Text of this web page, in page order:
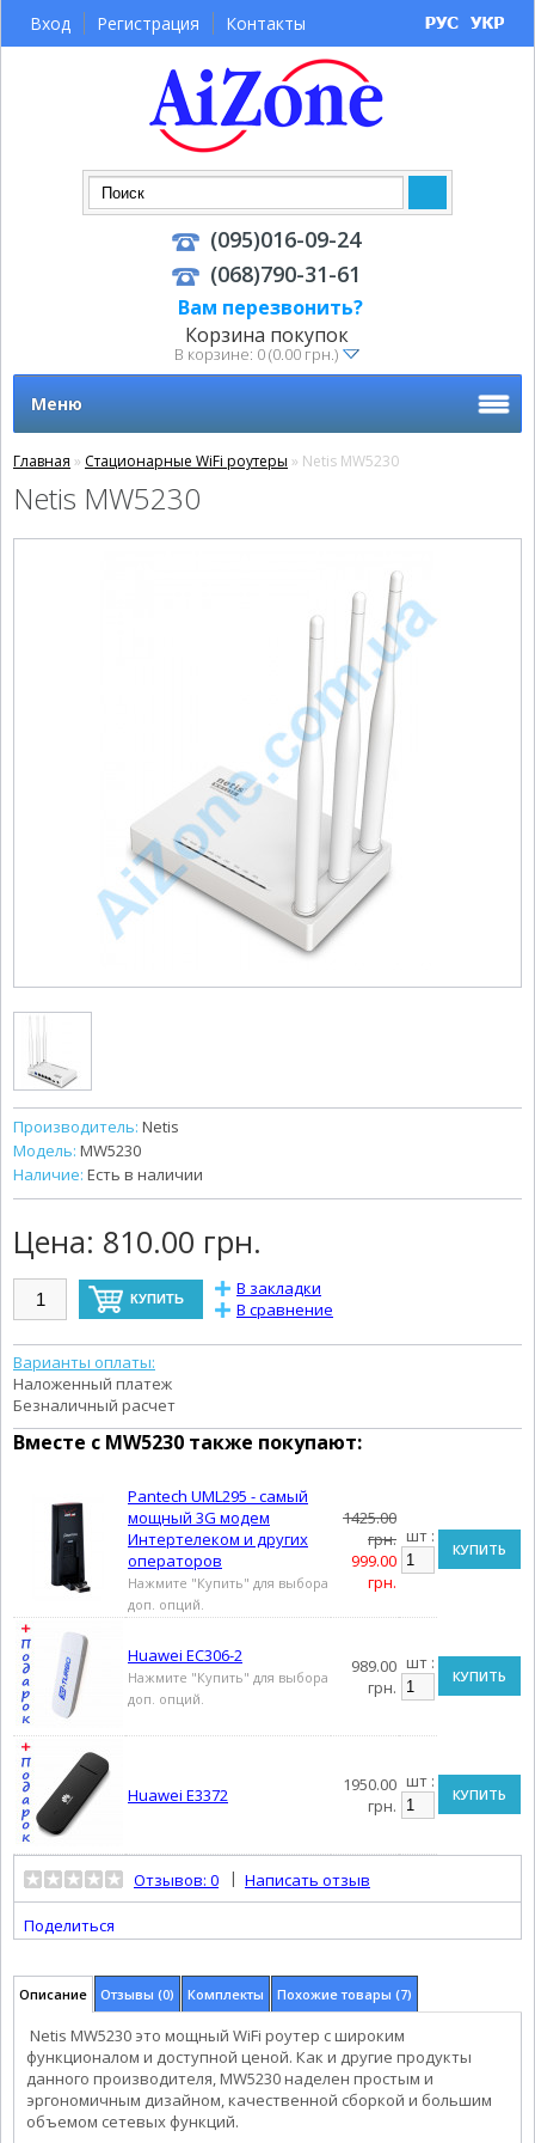
Корзина покупок
В корзине: 0 (0.00 грн.)
(095)016-09-24
(068)790-31-61
Вам перезвонить?
Вход Регистрация Контакты
Меню
Главная » Стационарные WiFi роутеры » Netis MW5230
Netis MW5230
Производитель: Netis
Модель: MW5230
Наличие: Есть в наличии
Цена: 810.00 грн.
В закладки
В сравнение
Варианты оплаты:
Наложенный платеж
Безналичный расчет
Вместе с MW5230 также покупают:
Pantech UML295 - самый
мощный 3G модем
Интертелеком и других
операторов
Нажмите "Купить" для выбора
доп. опций.
1425.00
грн.
999.00
грн.
шт :
КУПИТЬ
Huawei EC306-2
Нажмите "Купить" для выбора
доп. опций.
989.00
грн.
шт :
КУПИТЬ
Huawei E3372
1950.00
грн.
шт :
КУПИТЬ
Отзывов: 0 | Написать отзыв
Поделиться
Описание Отзывы (0) Комплекты Похожие товары (7)
Netis MW5230 это мощный WiFi роутер с широким
функционалом и доступной ценой. Как и другие продукты
данного производителя, MW5230 наделен простым и
эргономичным дизайном, качественной сборкой и большим
объемом сетевых функций.